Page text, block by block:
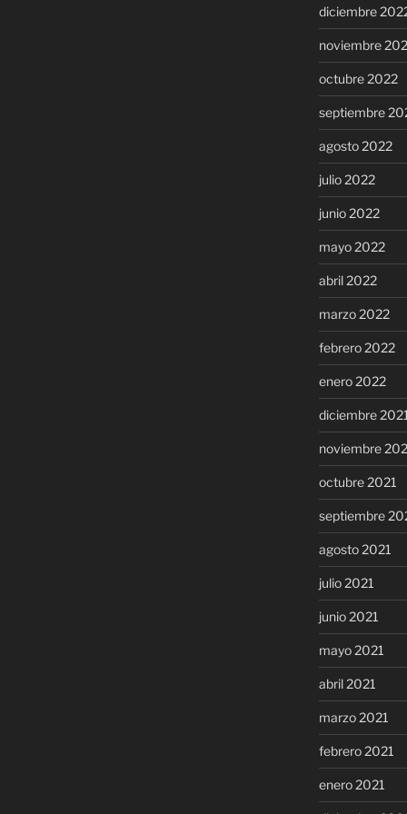
diciembre
noviembre
octubre 2022
septiembre
agosto 2022
julio 2022
junio 2022
mayo 2022
abril 2022
marzo 2022
febrero 2022
enero 2022
diciembre
noviembre
octubre 2021
septiembre
agosto 2021
julio 2021
junio 2021
mayo 2021
abril 2021
marzo 2021
febrero 2021
enero 2021